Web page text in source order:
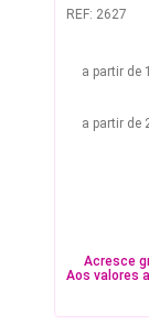
REF: 2627
a partir de
a partir de
Acresce
Aos valores